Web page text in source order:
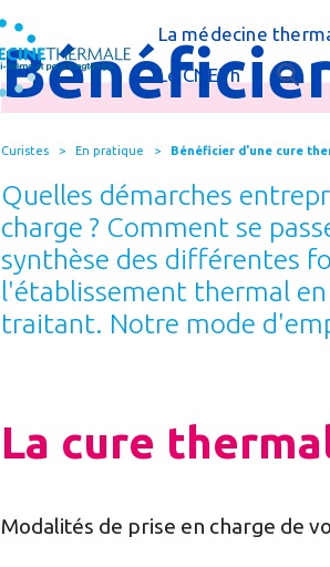
La médecine
C'est quoi la
FAQ : questions
Thermes &
La médecine
Le CNETh
Qui sommes-
Actualités
Publications
Espace presse
Curistes En pratique Bénéficier d'une cure
Quelles démarches
charge ? Comment se
synthèse des différentes
l'établissement thermal
traitant. Notre mode
La cure
Modalités de prise en charge de